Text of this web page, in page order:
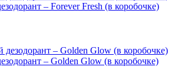
– Forever Fresh (в коробочке)
– Golden Glow (в коробочке)